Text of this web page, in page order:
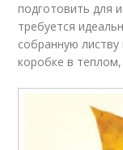
подготовить для
требуется
собранную
коробке в